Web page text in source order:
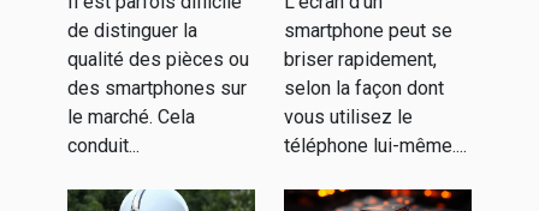
smartphones
de qualité ?
de distinguer la
qualité des pièces ou
des smartphones sur
le marché. Cela
conduit...
peine d'être
achetée ?
smartphone peut se
briser rapidement,
selon la façon dont
vous utilisez le
téléphone lui-même....